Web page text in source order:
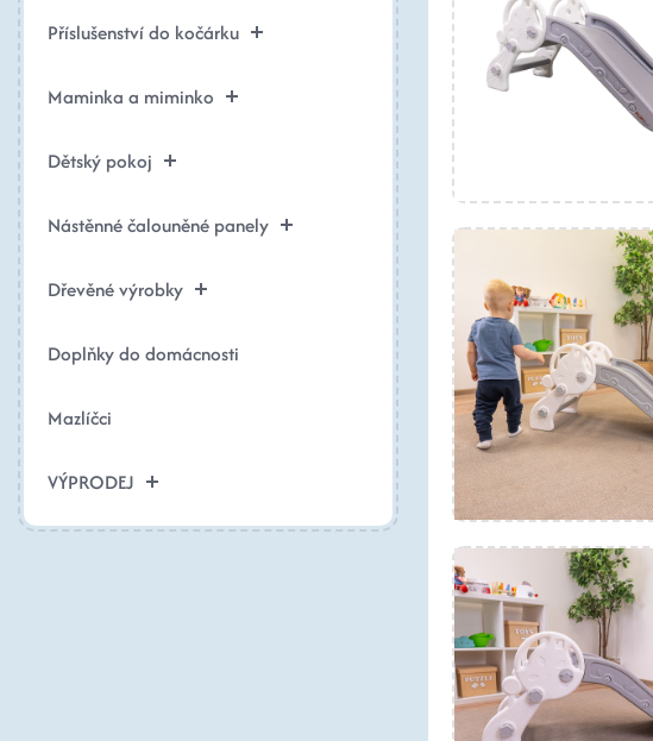
Příslušenství do kočárku
Maminka a miminko
Dětský pokoj
Nástěnné čalouněné panely
Dřevěné výrobky
Doplňky do domácnosti
Mazlíčci
VÝPRODEJ